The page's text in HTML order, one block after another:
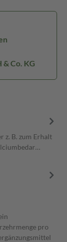
Co. KG
z. B. zum Erhalt
pro